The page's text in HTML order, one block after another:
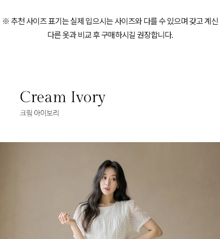
※ 추천 사이즈 표기는 실제 입으시는 사이즈와 다를 수 있으며 갖고 계신
다른 옷과 비교 후 구매하시길 권장합니다.